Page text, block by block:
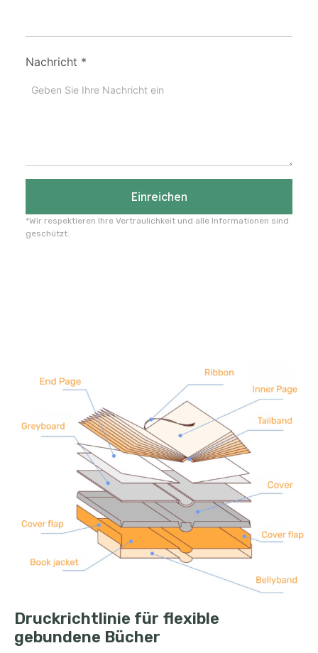
Nachricht *
Einreichen
*Wir respektieren Ihre Vertraulichkeit und alle Informationen sind
geschützt.
Druckrichtlinie für flexible
gebundene Bücher